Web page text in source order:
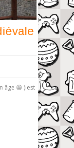
âge 😀 ) est